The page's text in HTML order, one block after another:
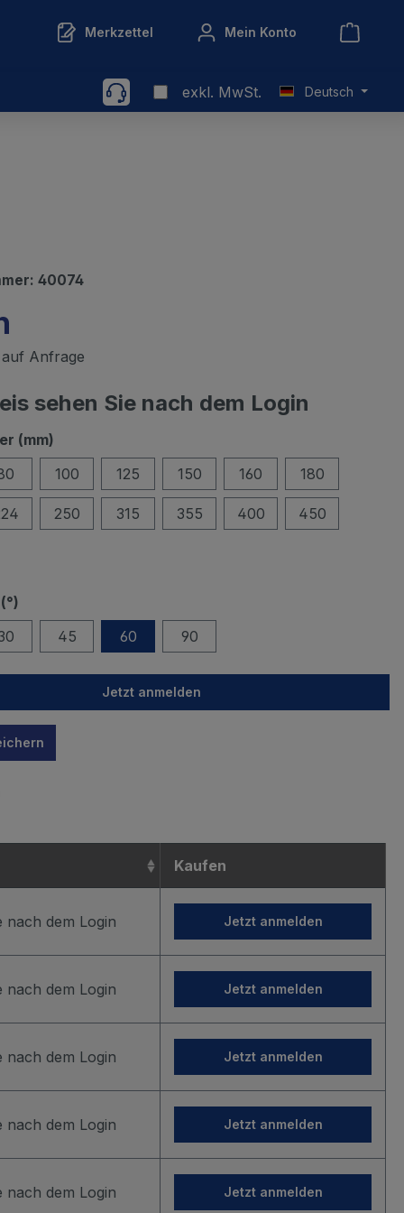
Merkzettel Mein Konto
exkl. MwSt. Deutsch
40074
Anfrage
sehen Sie nach dem Login
(mm)
100 125 150 160 180
250 315 355 400 450
45 60 90
Jetzt anmelden
Kaufen
nach dem Login Jetzt anmelden
nach dem Login Jetzt anmelden
nach dem Login Jetzt anmelden
nach dem Login Jetzt anmelden
nach dem Login Jetzt anmelden